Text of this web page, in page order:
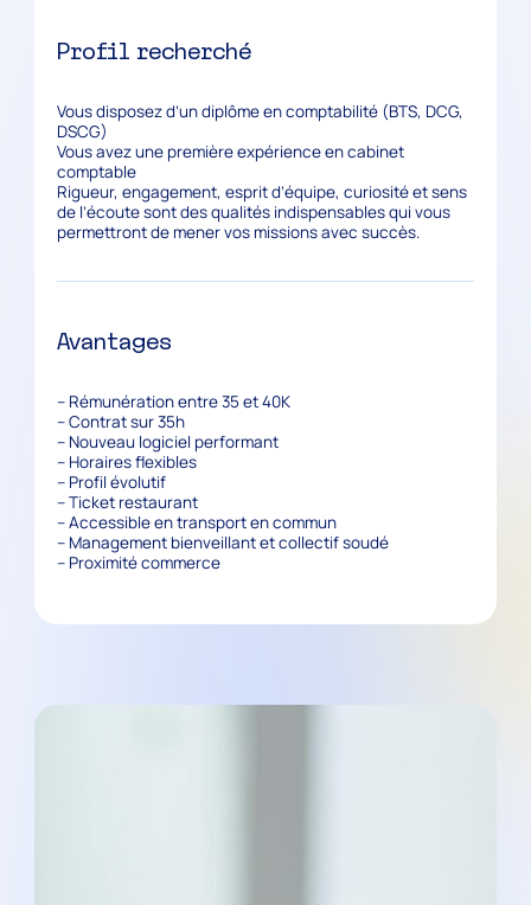
Profil recherché
Vous disposez d’un diplôme en comptabilité (BTS, DCG,
DSCG)
Vous avez une première expérience en cabinet
comptable
Rigueur, engagement, esprit d’équipe, curiosité et sens
de l’écoute sont des qualités indispensables qui vous
permettront de mener vos missions avec succès.
Avantages
– Rémunération entre 35 et 40K
– Contrat sur 35h
– Nouveau logiciel performant
– Horaires flexibles
– Profil évolutif
– Ticket restaurant
– Accessible en transport en commun
– Management bienveillant et collectif soudé
– Proximité commerce